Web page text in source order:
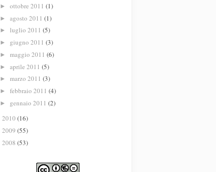
► ottobre 2011 (1)
► agosto 2011 (1)
► luglio 2011 (5)
► giugno 2011 (3)
► maggio 2011 (6)
► aprile 2011 (5)
► marzo 2011 (3)
► febbraio 2011 (4)
► gennaio 2011 (2)
2010 (16)
2009 (55)
2008 (53)